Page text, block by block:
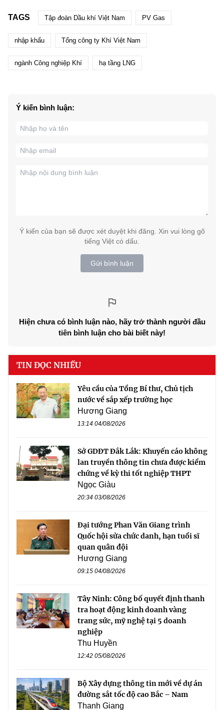
TAGS Tập đoàn Dầu khí Việt Nam PV Gas
nhập khẩu Tổng công ty Khí Việt Nam
ngành Công nghiệp Khí hạ tầng LNG
Ý kiến bình luận:
Ý kiến của bạn sẽ được xét duyệt khi đăng. Xin vui lòng gõ
tiếng Việt có dấu.
Gửi bình luận
Hiện chưa có bình luận nào, hãy trở thành người đầu
tiên bình luận cho bài biết này!
TIN ĐỌC NHIỀU
Yêu cầu của Tổng Bí thư, Chủ tịch
nước về sắp xếp trường học
Hương Giang
13:14 04/08/2026
Sở GDĐT Đắk Lắk: Khuyến cáo không
lan truyền thông tin chưa được kiểm
chứng về kỳ thi tốt nghiệp THPT
Ngọc Giàu
20:34 03/08/2026
Đại tướng Phan Văn Giang trình
Quốc hội sửa chức danh, hạn tuổi sĩ
quan quân đội
Hương Giang
09:15 04/08/2026
Tây Ninh: Công bố quyết định thanh
tra hoạt động kinh doanh vàng
trang sức, mỹ nghệ tại 5 doanh
nghiệp
Thu Huyền
12:42 05/08/2026
Bộ Xây dựng thông tin mới về dự án
đường sắt tốc độ cao Bắc – Nam
Thanh Giang